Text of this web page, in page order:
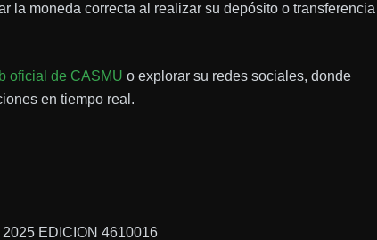
la moneda correcta al realizar su depósito o transferencia
oficial de CASMU o explorar su redes sociales, donde
en tiempo real​.